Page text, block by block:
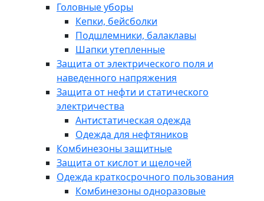
Головные уборы
Кепки, бейсболки
Подшлемники, балаклавы
Шапки утепленные
Защита от электрического поля и
наведенного напряжения
Защита от нефти и статического
электричества
Антистатическая одежда
Одежда для нефтяников
Комбинезоны защитные
Защита от кислот и щелочей
Одежда краткосрочного пользования
Комбинезоны одноразовые